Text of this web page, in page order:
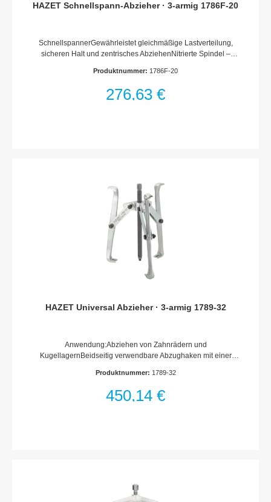
HAZET Schnellspann-Abzieher · 3-armig 1786F-20
SchnellspannerGewährleistet gleichmäßige Lastverteilung,
sicheren Halt und zentrisches AbziehenNitrierte Spindel –
Produktnummer: 1786F-20
276,63 €
HAZET Universal Abzieher · 3-armig 1789-32
Anwendung:Abziehen von Zahnrädern und
KugellagernBeidseitig verwendbare Abzughaken mit einer
Anpressen der Abzughaken3-armige AusführungOberfläche:
Produktnummer: 1789-32
450,14 €